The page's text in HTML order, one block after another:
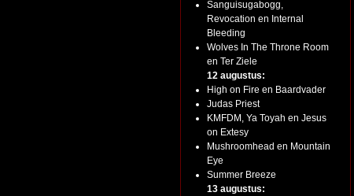
Sanguisugabogg,
Revocation en Internal
Bleeding
Wolves In The Throne Room
en Ter Ziele
12 augustus:
High on Fire en Baardvader
Judas Priest
KMFDM, Ya Toyah en Jesus
on Extesy
Mushroomhead en Mountain
Eye
Summer Breeze
13 augustus: